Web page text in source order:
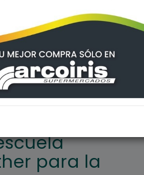
Esther para la reconexión del gas
REGIONALES
para la